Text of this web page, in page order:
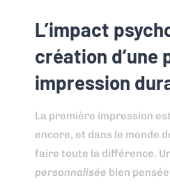
L’impact
création d’une
impression
La première impression
encore, et dans le monde
faire toute la différence.
personnalisée bien